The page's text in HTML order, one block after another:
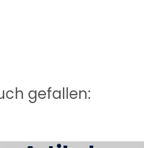
gefallen: